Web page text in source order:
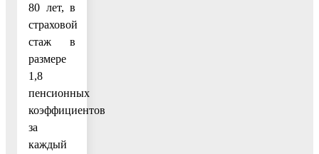
80 лет, в
страховой
стаж в
размере
1,8
пенсионных
коэффициентов
за
каждый